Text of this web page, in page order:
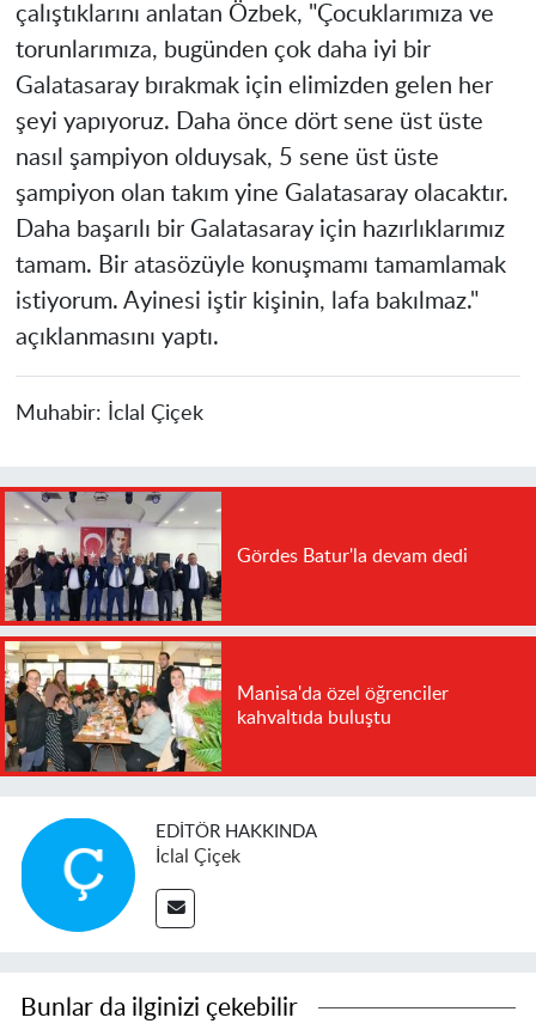
çalıştıklarını anlatan Özbek, "Çocuklarımıza ve
torunlarımıza, bugünden çok daha iyi bir
Galatasaray bırakmak için elimizden gelen her
şeyi yapıyoruz. Daha önce dört sene üst üste
nasıl şampiyon olduysak, 5 sene üst üste
şampiyon olan takım yine Galatasaray olacaktır.
Daha başarılı bir Galatasaray için hazırlıklarımız
tamam. Bir atasözüyle konuşmamı tamamlamak
istiyorum. Ayinesi iştir kişinin, lafa bakılmaz."
açıklanmasını yaptı.
Muhabir: İclal Çiçek
Gördes Batur'la devam dedi
Manisa'da özel öğrenciler
kahvaltıda buluştu
EDITÖR HAKKINDA
İclal Çiçek
Bunlar da ilginizi çekebilir